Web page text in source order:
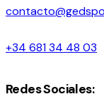
+34 681 34 48 03
Redes Sociales: